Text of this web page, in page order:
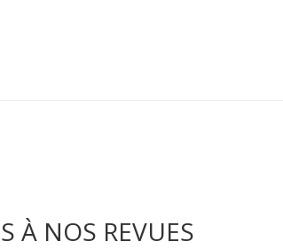
À NOS REVUES